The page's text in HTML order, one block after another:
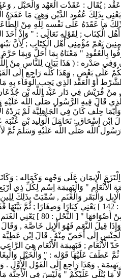
عَقْد ; يُقَال : عَقَدْت الْعَهْد وَالْحَبْل ,
بِذَلِكَ عُقُود الدَّيْن وَهِيَ مَا
مَا عَقَدَهُ عَلَى نَفْسه لِلَّهِ مِنْ الطَّاعَات
يَعُمّ مُؤْمِنِي أَهْل الْكِتَاب ; لِأَنَّ
بِالْعُقُودِ " مَعْنَاهُ بِمَا أَحَلَّ وَبِمَا
عَلَى بَعْض , وَهَذَا كُلّه رَاجِع إِلَى
أَوْ الْعَقْد الَّذِي يَجِب الْوَفَاء بِهِ
مِنْ قُرَيْش فِي دَار عَبْد اللَّه بْن
قَالَ فِيهِ الرَّسُول صَلَّى اللَّه عَلَيْهِ
حِلْف كَانَ فِي الْجَاهِلِيَّة لَمْ
قَالَ اِبْن إِسْحَاق : تَحَامَلَ الْوَلِيد بْن
اللَّه صَلَّى اللَّه عَلَيْهِ وَسَلَّمَ ثُمَّ
الْإِيمَان عَلَى وَجْهه وَكَمَاله ; وَكَانَتْ
الْأَنْعَام " وَالْبَهِيمَة اِسْم لِكُلِّ ذِي
وَيَوْم إِقَامَتكُمْ
قِيلَ النَّعَم فَهُوَ الْإِبِل خَاصَّة ,
إِلَى أَخَصّ مِنْهُ . قَالَ اِبْن عَطِيَّة :
; فَبَهِيمَة الْأَنْعَام هِيَ
, وَهَذَا رَاجِع إِلَى الْقَوْل الْأَوَّل
مَا يُتْلَى عَلَيْكُمْ " وَلَيْسَ فِي